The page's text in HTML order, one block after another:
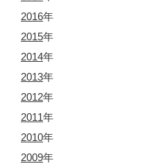
2016年
2015年
2014年
2013年
2012年
2011年
2010年
2009年